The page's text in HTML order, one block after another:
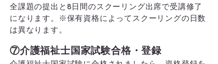
全課題の提出と8日間のスクーリング出席で受講修了
になります。※保有資格によってスクーリングの日数
は異なります。
⑦介護福祉士国家試験合格・登録